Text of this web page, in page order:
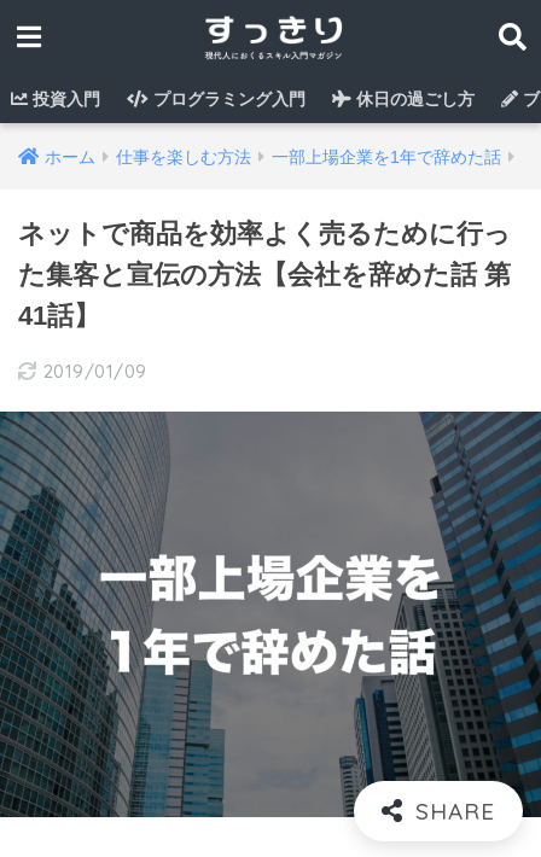
投資入門 プログラミング入門 休日の過ごし方
ホーム 仕事を楽しむ方法 一部上場企業を1年で辞めた話
ネットで商品を効率よく売るために行っ
た集客と宣伝の方法【会社を辞めた話 第
41話】
2019/01/09